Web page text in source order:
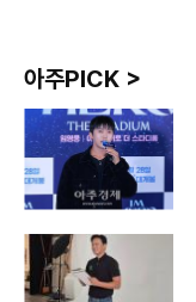
아주PICK >